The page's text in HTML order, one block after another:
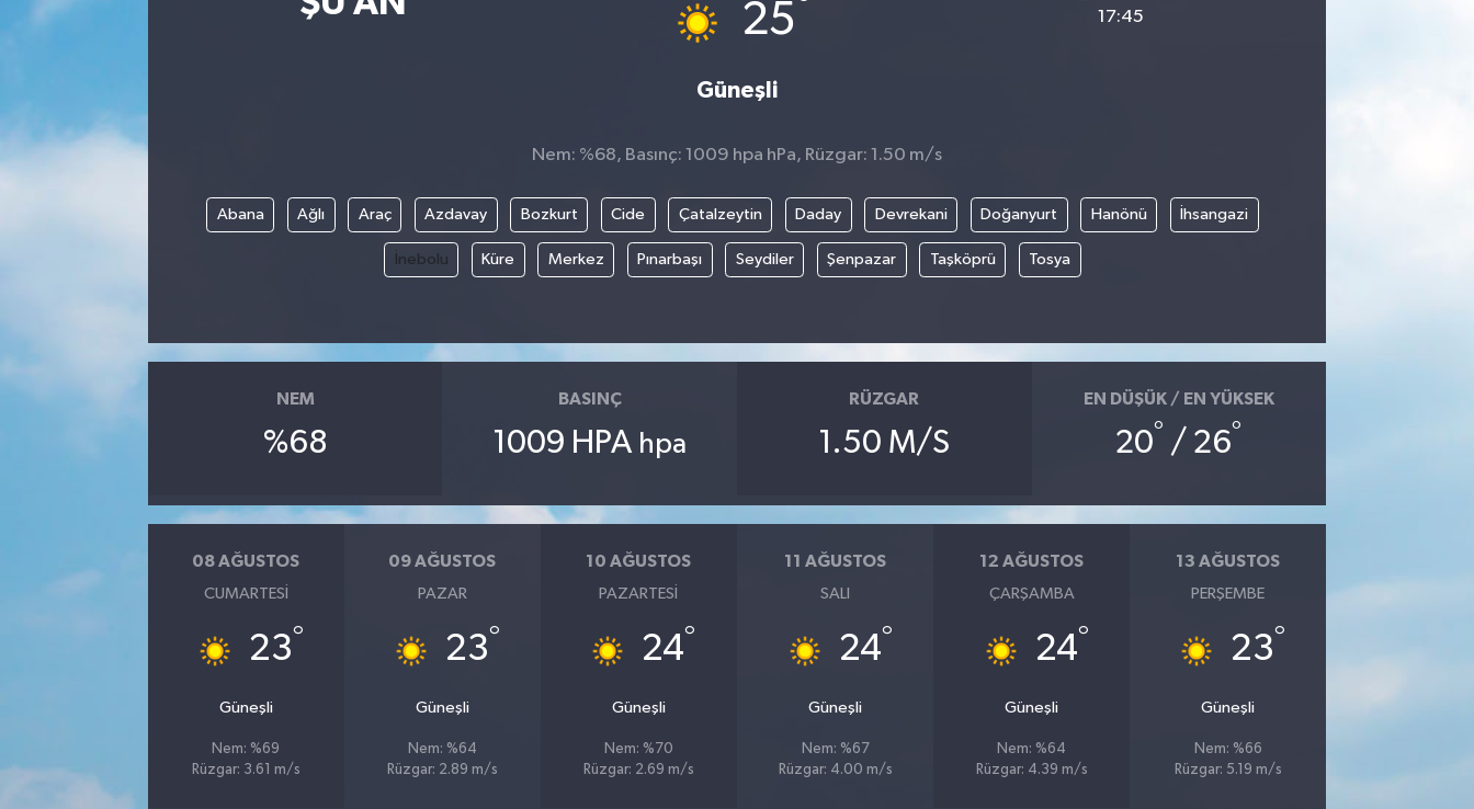
25
Güneşli
17:45
Nem: %68, Basınç: 1009 hpa hPa, Rüzgar: 1.50 m/s
Abana Ağlı Araç Azdavay Bozkurt Cide Çatalzeytin Daday Devrekani Doğanyurt Hanönü İhsangazi
İnebolu Küre Merkez Pınarbaşı Seydiler Şenpazar Taşköprü Tosya
NEM
%68
BASINÇ
1009 HPA hpa
RÜZGAR
1.50 M/S
EN DÜŞÜK / EN YÜKSEK
20° / 26°
08 AĞUSTOS
CUMARTESI
23°
Güneşli
Nem: %69
Rüzgar: 3.61 m/s
09 AĞUSTOS
PAZAR
23°
Güneşli
Nem: %64
Rüzgar: 2.89 m/s
10 AĞUSTOS
PAZARTESI
24°
Güneşli
Nem: %70
Rüzgar: 2.69 m/s
11 AĞUSTOS
SALI
24°
Güneşli
Nem: %67
Rüzgar: 4.00 m/s
12 AĞUSTOS
ÇARŞAMBA
24°
Güneşli
Nem: %64
Rüzgar: 4.39 m/s
13 AĞUSTOS
PERŞEMBE
23°
Güneşli
Nem: %66
Rüzgar: 5.19 m/s
Dünya